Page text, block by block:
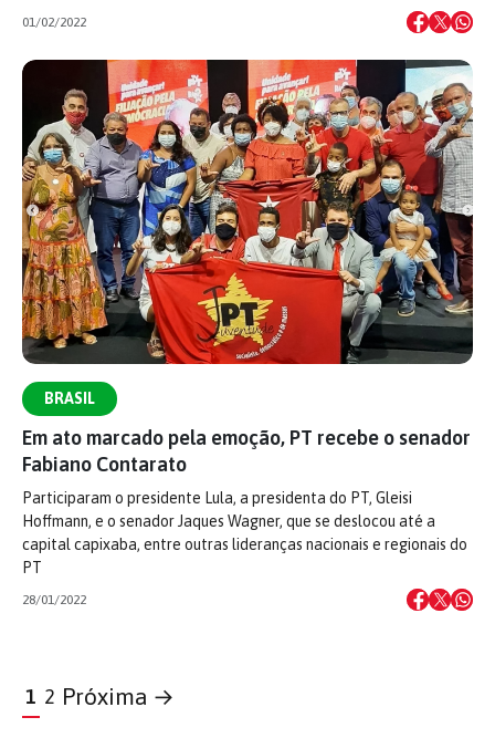
01/02/2022
BRASIL
Em ato marcado pela emoção, PT recebe o senador
Fabiano Contarato
Participaram o presidente Lula, a presidenta do PT, Gleisi
Hoffmann, e o senador Jaques Wagner, que se deslocou até a
capital capixaba, entre outras lideranças nacionais e regionais do
PT
28/01/2022
1 2 Próxima →